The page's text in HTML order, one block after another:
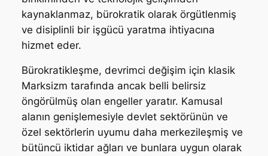
kaynaklanmaz, bürokratik olarak örgütlenmiş
ve disiplinli bir işgücü yaratma ihtiyacına
hizmet eder.
Bürokratikleşme, devrimci değişim için klasik
Marksizm tarafında ancak belli belirsiz
öngörülmüş olan engeller yaratır. Kamusal
alanın genişlemesiyle devlet sektörünün ve
özel sektörlerin uyumu daha merkezileşmiş ve
bütüncü iktidar ağları ve bunlara uygun olarak